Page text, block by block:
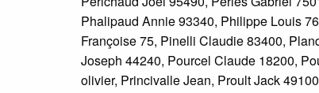
Phalipaud Annie 93340, Philippe Louis
Françoise 75, Pinelli Claudie 83400,
Joseph 44240, Pourcel Claude 18200,
olivier, Princivalle Jean, Proult Jack